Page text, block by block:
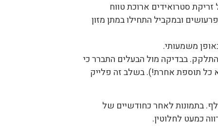
סטרואידים ארוכת טווח
ובמקביל התחילו במתן מזון
משמעותי.
בבדיקה מול הבעלים התברר כי
כל תוספת אחרת!). בשלב זה פלייק
בתמונות לאחר כחודשיים של
כמעט לחלוטין.